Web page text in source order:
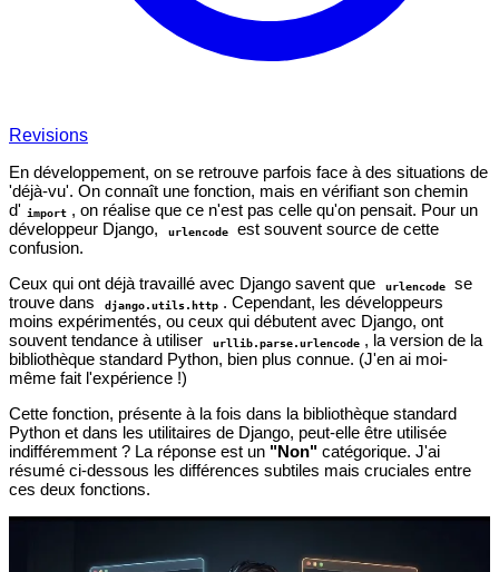
Revisions
En développement, on se retrouve parfois face à des situations de
'déjà-vu'. On connaît une fonction, mais en vérifiant son chemin
d' import , on réalise que ce n'est pas celle qu'on pensait. Pour un
développeur Django,
urlencode
est souvent source de cette
confusion.
Ceux qui ont déjà travaillé avec Django savent que
urlencode
se
trouve dans
django.utils.http . Cependant, les développeurs
moins expérimentés, ou ceux qui débutent avec Django, ont
souvent tendance à utiliser
urllib.parse.urlencode , la version de la
bibliothèque standard Python, bien plus connue. (J'en ai moi-
même fait l'expérience !)
Cette fonction, présente à la fois dans la bibliothèque standard
Python et dans les utilitaires de Django, peut-elle être utilisée
indifféremment ? La réponse est un "Non" catégorique. J'ai
résumé ci-dessous les différences subtiles mais cruciales entre
ces deux fonctions.